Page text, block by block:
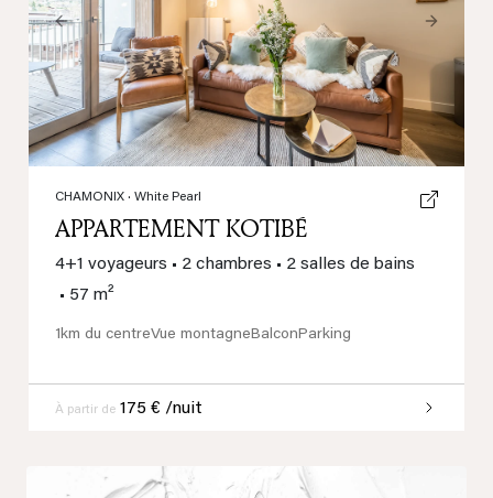
Previous
APPARTEMENT KOTIBÉ
4+1 voyageurs